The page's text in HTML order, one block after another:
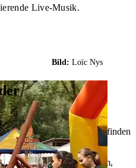
Live-Musik.
Bild: Loïc Nys
Konzerte gibt es am
Dortmunds finden
Museumsführung übers
können dabei nach Datum,